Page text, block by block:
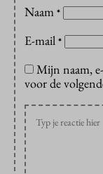
Naam *
E-mail *
Mijn naam,
voor de